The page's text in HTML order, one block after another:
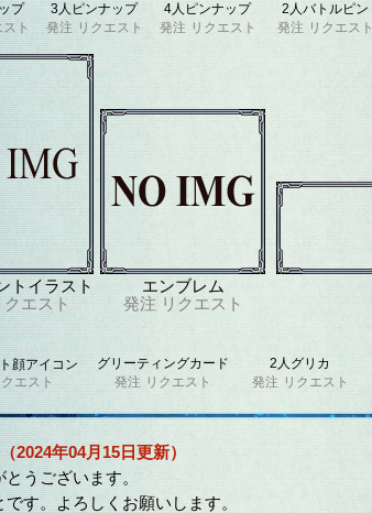
プ
スト
3人ピンナップ
発注 リクエスト
4人ピンナップ
発注 リクエスト
2人バトルピン
発注 リクエスト
トイラスト
クエスト
エンブレム
発注 リクエスト
顔アイコン
エスト
グリーティングカード
発注 リクエスト
2人グリカ
発注 リクエスト
2024年04月15日更新）
とうございます。
です。よろしくお願いします。